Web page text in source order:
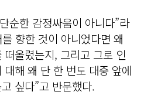
순한 감정싸움이 아니다”라
향한 것이 아니었다면 왜
올렸는지, 그리고 그로 인
해 왜 단 한 번도 대중 앞에
싶다”고 반문했다.